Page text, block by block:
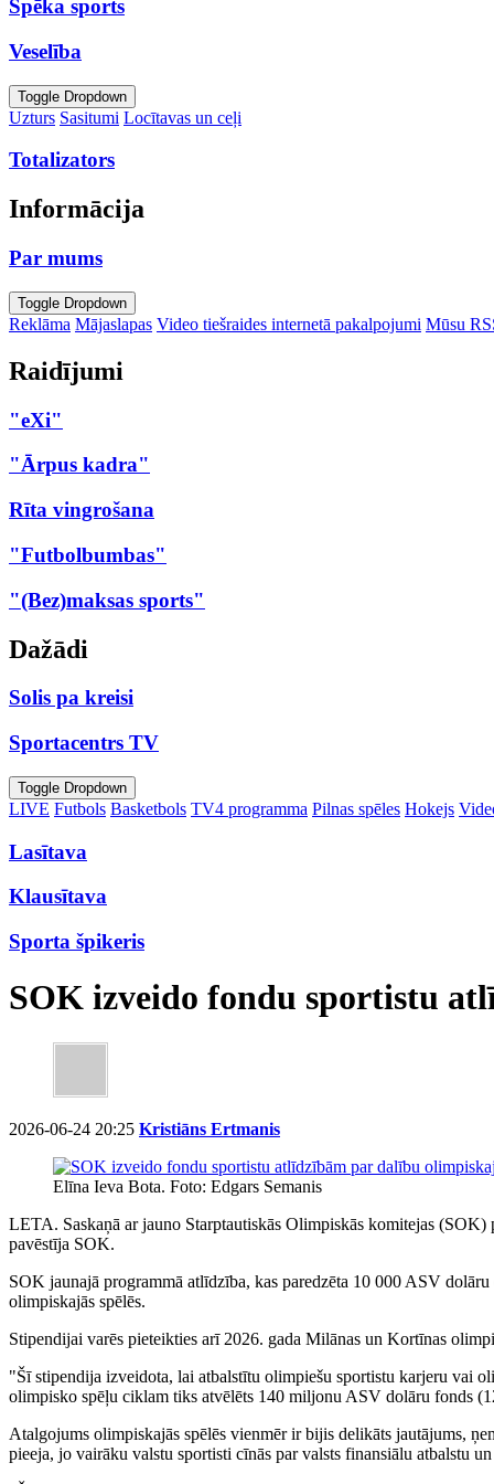
Spēka sports
Veselība
Toggle Dropdown
Uzturs Sasitumi Locītavas un ceļi
Totalizators
Informācija
Par mums
Toggle Dropdown
Reklāma Mājaslapas Video tiešraides internetā pakalpojumi Mūsu
Raidījumi
"eXi"
"Ārpus kadra"
Rīta vingrošana
"Futbolbumbas"
"(Bez)maksas sports"
Dažādi
Solis pa kreisi
Sportacentrs TV
Toggle Dropdown
LIVE Futbols Basketbols TV4 programma Pilnas spēles Hokejs
Lasītava
Klausītava
Sporta špikeris
SOK izveido fondu sportistu
2026-06-24 20:25 Kristiāns Ertmanis
Elīna Ieva Bota. Foto: Edgars Semanis
LETA. Saskaņā ar jauno Starptautiskās Olimpiskās komitejas
pavēstīja SOK.
SOK jaunajā programmā atlīdzība, kas paredzēta 10 000 ASV
olimpiskajās spēlēs.
Stipendijai varēs pieteikties arī 2026. gada Milānas un Kortīnas
"Šī stipendija izveidota, lai atbalstītu olimpiešu sportistu karjeru vai
olimpisko spēļu ciklam tiks atvēlēts 140 miljonu ASV dolāru fonds
Atalgojums olimpiskajās spēlēs vienmēr ir bijis delikāts jautājums,
pieeja, jo vairāku valstu sportisti cīnās par valsts finansiālu atbalstu